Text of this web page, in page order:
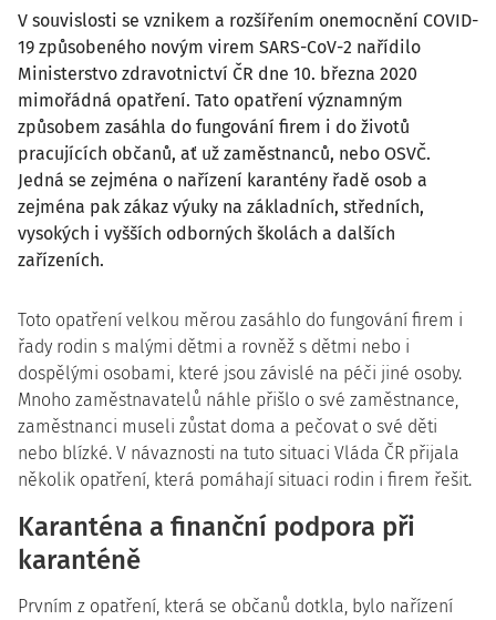
V souvislosti se vznikem a rozšířením onemocnění COVID-
19 způsobeného novým virem SARS-CoV-2 nařídilo
Ministerstvo zdravotnictví ČR dne 10. března 2020
mimořádná opatření. Tato opatření významným
způsobem zasáhla do fungování firem i do životů
pracujících občanů, ať už zaměstnanců, nebo OSVČ.
Jedná se zejména o nařízení karantény řadě osob a
zejména pak zákaz výuky na základních, středních,
vysokých i vyšších odborných školách a dalších
zařízeních.
Toto opatření velkou měrou zasáhlo do fungování firem i
řady rodin s malými dětmi a rovněž s dětmi nebo i
dospělými osobami, které jsou závislé na péči jiné osoby.
Mnoho zaměstnavatelů náhle přišlo o své zaměstnance,
zaměstnanci museli zůstat doma a pečovat o své děti
nebo blízké. V návaznosti na tuto situaci Vláda ČR přijala
několik opatření, která pomáhají situaci rodin i firem řešit.
Karanténa a finanční podpora při
karanténě
Prvním z opatření, která se občanů dotkla, bylo nařízení